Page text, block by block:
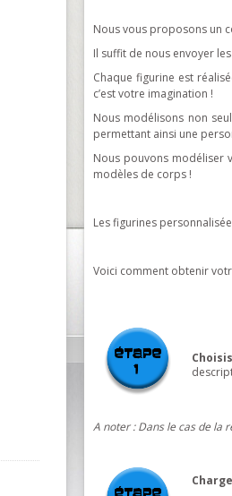
Nous vous proposons un
Il suffit de nous envoyer
Chaque figurine est
c’est votre imagination !
Nous modélisons non
permettant ainsi une
Nous pouvons modéliser
modèles de corps !
Les figurines
Voici comment obtenir
A noter : Dans le cas de la